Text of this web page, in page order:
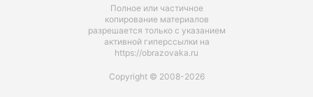
Полное или частичное
копирование материалов
разрешается только с указанием
активной гиперссылки на
https://obrazovaka.ru
Copyright © 2008-2026